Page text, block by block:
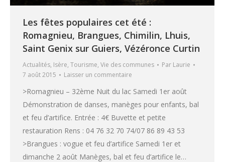
Les fêtes populaires cet été :
Romagnieu, Brangues, Chimilin, Lhuis,
Saint Genix sur Guiers, Vézéronce Curtin
Actualités, Isère, Tourisme, Vie des communes Par Laurie
7 août 2015
Laisser un commentaire
>Romagnieu – 32ème Nuit du lac Samedi 1er août
Démonstration de danses, manèges pour enfants, bal
et feu d’artifice. Entrée : 4€ Buvette et petite
restauration Rens : 04 76 32 70 74/07 86 89 43 53
>Brangues : vogue et feu d’artifice Samedi 1er et
dimanche 2 août Manèges, bal et feu d’artifice le…